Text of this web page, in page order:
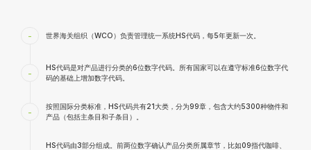
- 世界海关组织（WCO）负责管理统一系统HS代码，每5年更新一次。
-
HS代码是对产品进行分类的6位数字代码。所有国家可以在遵守标准6位数字代
码的基础上增加数字代码。
-
按照国际分类标准，HS代码共有21大类，分为99章，包含大约5300种物件和
产品（包括主条目和子条目）。
HS代码由3部分组成。前两位数字确认产品分类所属章节，比如09指代咖啡、